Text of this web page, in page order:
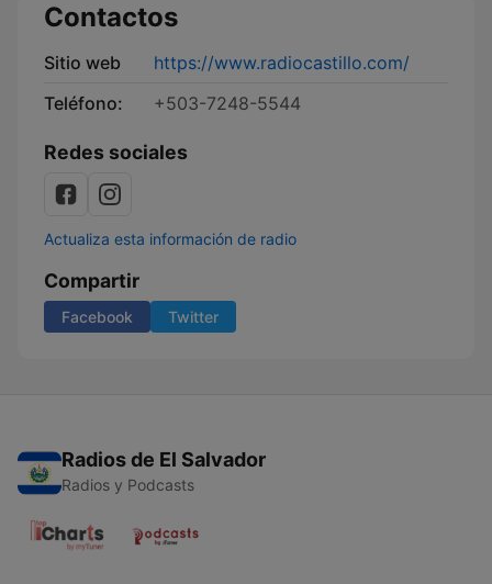
Contactos
Sitio web
https://www.radiocastillo.com/
Teléfono:
+503-7248-5544
Redes sociales
Actualiza esta información de radio
Compartir
Facebook Twitter
Radios de El Salvador
Radios y Podcasts